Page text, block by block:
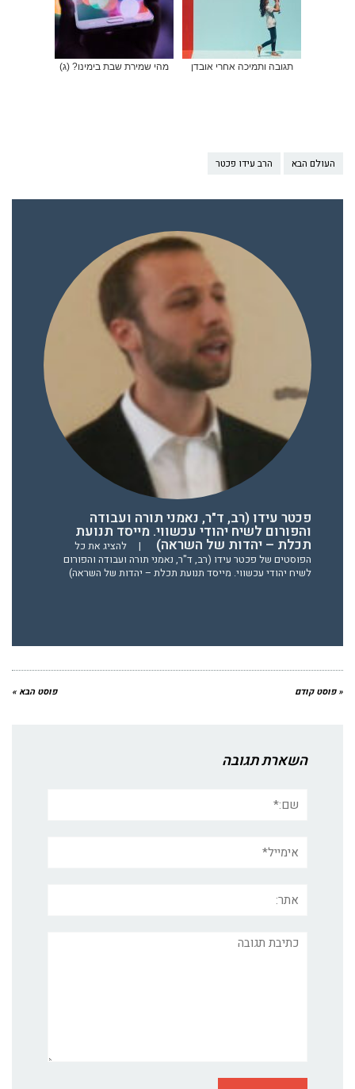
תגובה ותמיכה אחרי אובדן מהי שמירת שבת בימינו? (ג)
העולם הבא הרב עידו פכטר
פכטר עידו (רב, ד"ר, נאמני תורה ועבודה
והפורום לשיח יהודי עכשווי. מייסד תנועת
תכלת – יהדות של השראה) |
להציג את כל
הפוסטים של פכטר עידו (רב, ד"ר, נאמני תורה ועבודה והפורום
לשיח יהודי עכשווי. מייסד תנועת תכלת – יהדות של השראה)
« פוסט קודם פוסט הבא »
השארת תגובה
תגובה